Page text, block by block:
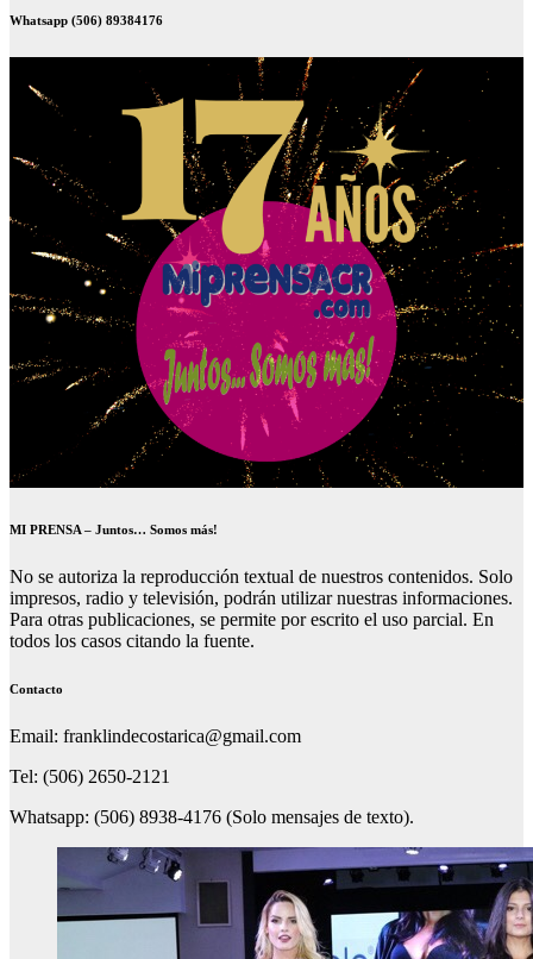
Whatsapp (506) 89384176
MI PRENSA – Juntos… Somos más!
No se autoriza la reproducción textual de nuestros contenidos. Solo
impresos, radio y televisión, podrán utilizar nuestras informaciones.
Para otras publicaciones, se permite por escrito el uso parcial. En
todos los casos citando la fuente.
Contacto
Email: franklindecostarica@gmail.com
Tel: (506) 2650-2121
Whatsapp: (506) 8938-4176 (Solo mensajes de texto).